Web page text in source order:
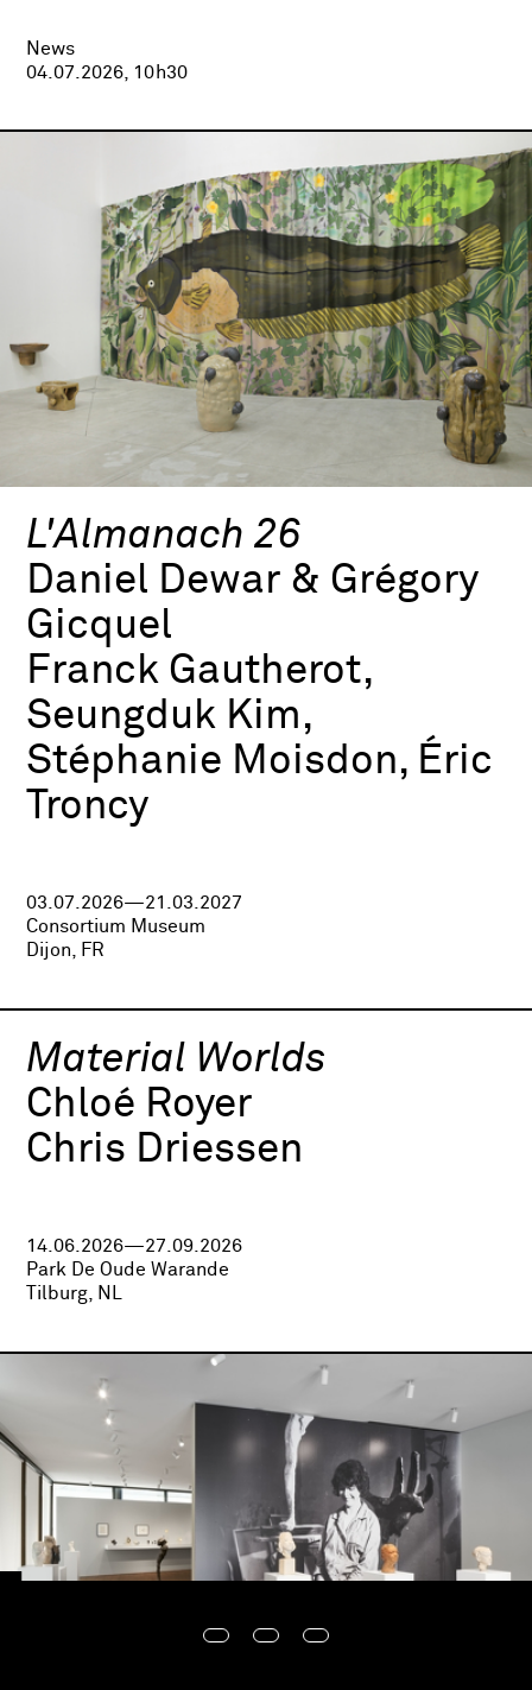
News
04.07.2026, 10h30
L'Almanach 26
Daniel Dewar & Grégory
Gicquel
Franck Gautherot,
Seungduk Kim,
Stéphanie Moisdon, Éric
Troncy
03.07.2026—21.03.2027
Consortium Museum
Dijon, FR
Material Worlds
Chloé Royer
Chris Driessen
14.06.2026—27.09.2026
Park De Oude Warande
Tilburg, NL